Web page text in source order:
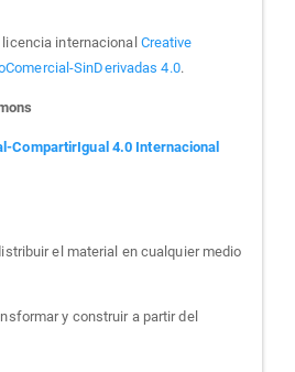
internacional Creative
SinDerivadas 4.0.
CompartirIgual 4.0 Internacional
el material en cualquier medio
y construir a partir del